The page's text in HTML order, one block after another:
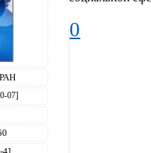
07]
0